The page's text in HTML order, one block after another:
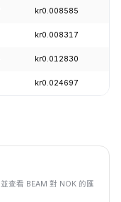
kr0.008585
kr0.008317
kr0.012830
kr0.024697
查看 BEAM 對 NOK 的匯